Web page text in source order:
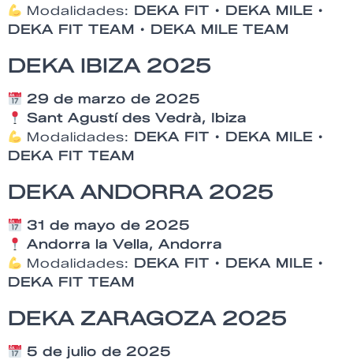
Modalidades: DEKA FIT • DEKA MILE •
DEKA FIT TEAM • DEKA MILE TEAM
DEKA IBIZA 2025
29 de marzo de 2025
Sant Agustí des Vedrà, Ibiza
Modalidades: DEKA FIT • DEKA MILE •
DEKA FIT TEAM
DEKA ANDORRA 2025
31 de mayo de 2025
Andorra la Vella, Andorra
Modalidades: DEKA FIT • DEKA MILE •
DEKA FIT TEAM
DEKA ZARAGOZA 2025
5 de julio de 2025